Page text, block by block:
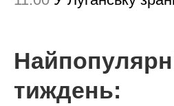
тиждень: